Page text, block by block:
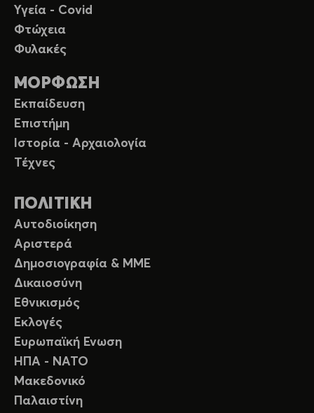
Υγεία - Covid
Φτώχεια
Φυλακές
ΜΟΡΦΩΣΗ
Εκπαίδευση
Επιστήμη
Ιστορία - Αρχαιολογία
Τέχνες
ΠΟΛΙΤΙΚΗ
Αυτοδιοίκηση
Αριστερά
Δημοσιογραφία & ΜΜΕ
Δικαιοσύνη
Εθνικισμός
Εκλογές
Ευρωπαϊκή Ενωση
ΗΠΑ - ΝΑΤΟ
Μακεδονικό
Παλαιστίνη